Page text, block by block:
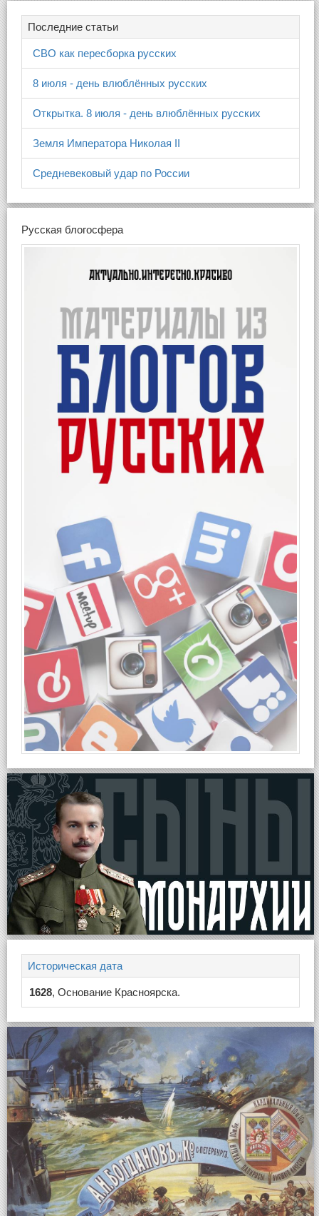
Последние статьи
СВО как пересборка русских
8 июля - день влюблённых русских
Открытка. 8 июля - день влюблённых русских
Земля Императора Николая II
Средневековый удар по России
Русская блогосфера
Историческая дата
1628, Основание Красноярска.